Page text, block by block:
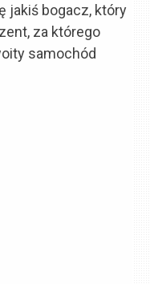
jakiś bogacz, który
za którego
samochód